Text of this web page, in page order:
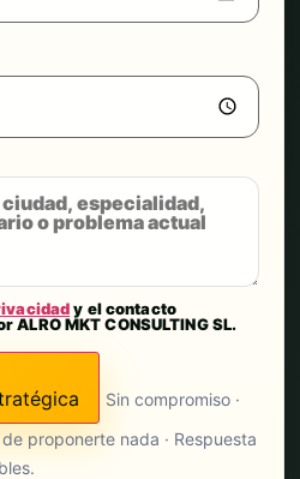
y el contacto
MKT CONSULTING SL.
Sin compromiso ·
proponerte nada · Respuesta